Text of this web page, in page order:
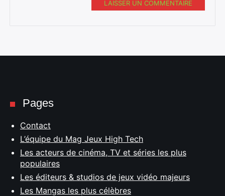
LAISSER UN COMMENTAIRE
Pages
Contact
L’équipe du Mag Jeux High Tech
Les acteurs de cinéma, TV et séries les plus
populaires
Les éditeurs & studios de jeux vidéo majeurs
Les Mangas les plus célèbres